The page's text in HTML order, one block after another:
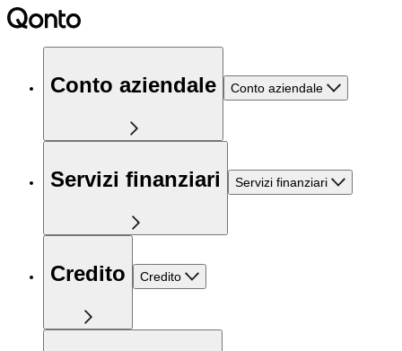
Conto aziendale Conto aziendale
Servizi finanziari Servizi finanziari
Credito Credito